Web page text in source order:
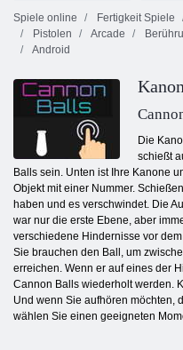
Spiele online
Fertigkeit Spiele
Pistolen
Arcade
Android
Die
schießt
Balls sein. Unten ist Ihre Kanone
Objekt mit einer Nummer.
haben und es verschwindet. Die
war nur die erste Ebene, aber
verschiedene Hindernisse vor
Sie brauchen den Ball, um
erreichen. Wenn er auf eines der
Cannon Balls wiederholt werden.
Und wenn Sie aufhören möchten,
wählen Sie einen geeigneten